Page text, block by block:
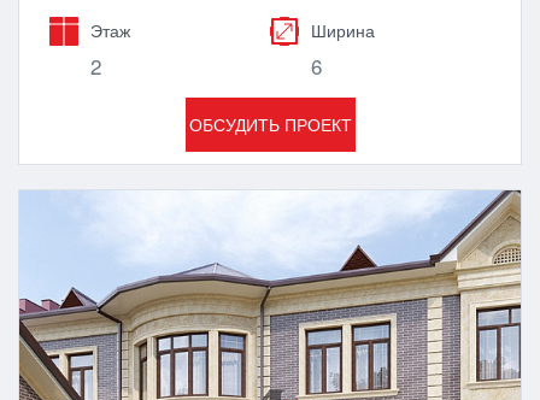
Этаж
2
Ширина
6
ОБСУДИТЬ ПРОЕКТ